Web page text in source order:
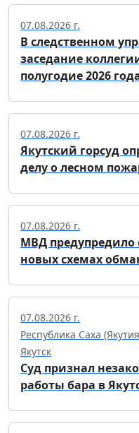
07.08.2026 г.
В следственном
заседание
полугодие 2026
07.08.2026 г.
Якутский горсуд
делу о лесном
07.08.2026 г.
МВД предупредило
новых схемах
07.08.2026 г.
Республика Саха
Якутск
Суд признал
работы бара в